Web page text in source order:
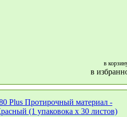
в
в